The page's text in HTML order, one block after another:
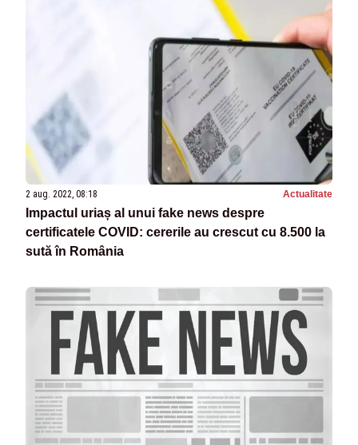
2 aug. 2022, 08:18 Actualitate
Impactul uriaș al unui fake news despre
certificatele COVID: cererile au crescut cu 8.500 la
sută în România